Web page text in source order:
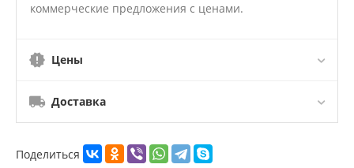
коммерческие предложения с ценами.
Цены
Доставка
Поделиться